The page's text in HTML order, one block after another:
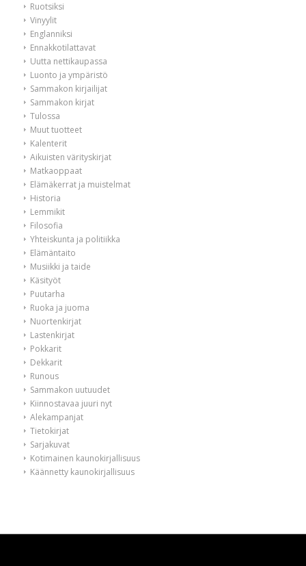
Ruotsiksi
Vinyylit
Englanniksi
Ennakkotilattavat
Uutta nettikaupassa
Luonto ja ympäristö
Sammakon kirjailijat
Sammakon kirjat
Tulossa
Muut tuotteet
Kalenterit
Aikuisten värityskirjat
Matkaoppaat
Elämäkerrat ja muistelmat
Historia
Lemmikit
Filosofia
Yhteiskunta ja politiikka
Elämäntaito
Musiikki ja taide
Käsityöt
Puutarha
Ruoka ja juoma
Nuortenkirjat
Lastenkirjat
Pokkarit
Dekkarit
Runous
Sammakon uutuudet
Kiinnostavaa juuri nyt
Alekampanjat
Tietokirjat
Sarjakuvat
Kotimainen kaunokirjallisuus
Käännetty kaunokirjallisuus